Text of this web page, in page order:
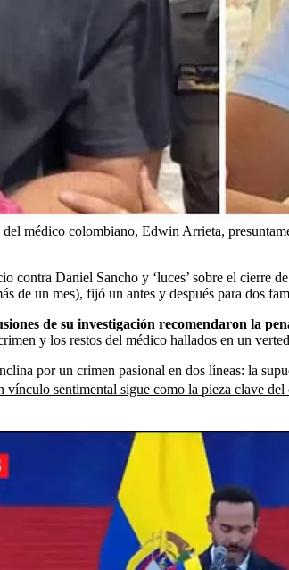
médico colombiano, Edwin Arrieta,
contra Daniel Sancho y ‘luces’ sobre el cierre
de un mes), fijó un antes y después para dos
de su investigación recomendaron la
y los restos del médico hallados en un
por un crimen pasional en dos líneas: la
vínculo sentimental sigue como la pieza clave del